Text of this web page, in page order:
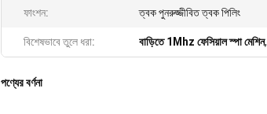
ফাংশন: ত্বক পুনরুজ্জীবিত ত্বক পিলিং
বিশেষভাবে তুলে ধরা: বাড়িতে 1Mhz ফেসিয়াল স্পা মেশিন,
পণ্যের বর্ণনা